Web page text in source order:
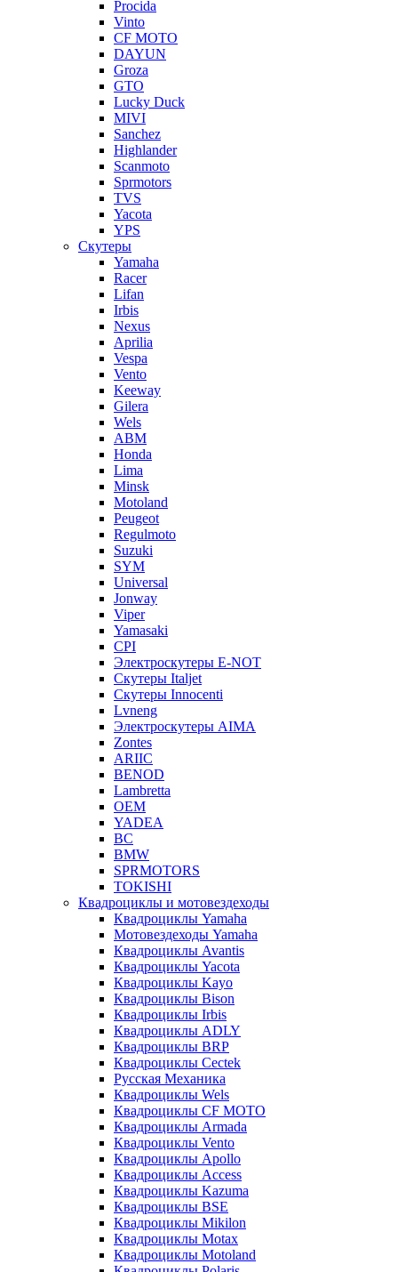
Procida
Vinto
CF MOTO
DAYUN
Groza
GTO
Lucky Duck
MIVI
Sanchez
Highlander
Scanmoto
Sprmotors
TVS
Yacota
YPS
Скутеры
Yamaha
Racer
Lifan
Irbis
Nexus
Aprilia
Vespa
Vento
Keeway
Gilera
Wels
ABM
Honda
Lima
Minsk
Motoland
Peugeot
Regulmoto
Suzuki
SYM
Universal
Jonway
Viper
Yamasaki
CPI
Электроскутеры E-NOT
Скутеры Italjet
Скутеры Innocenti
Lvneng
Электроскутеры AIMA
Zontes
ARIIC
BENOD
Lambretta
OEM
YADEA
BC
BMW
SPRMOTORS
TOKISHI
Квадроциклы и мотовездеходы
Квадроциклы Yamaha
Мотовездеходы Yamaha
Квадроциклы Avantis
Квадроциклы Yacota
Квадроциклы Kayo
Квадроциклы Bison
Квадроциклы Irbis
Квадроциклы ADLY
Квадроциклы BRP
Квадроциклы Cectek
Русская Механика
Квадроциклы Wels
Квадроциклы CF MOTO
Квадроциклы Armada
Квадроциклы Vento
Квадроциклы Apollo
Квадроциклы Access
Квадроциклы Kazuma
Квадроциклы BSE
Квадроциклы Mikilon
Квадроциклы Motax
Квадроциклы Motoland